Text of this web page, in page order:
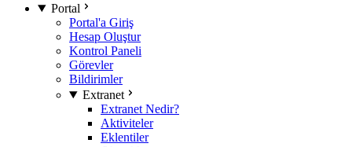
Portal
Portal'a Giriş
Hesap Oluştur
Kontrol Paneli
Görevler
Bildirimler
Extranet
Extranet Nedir?
Aktiviteler
Eklentiler